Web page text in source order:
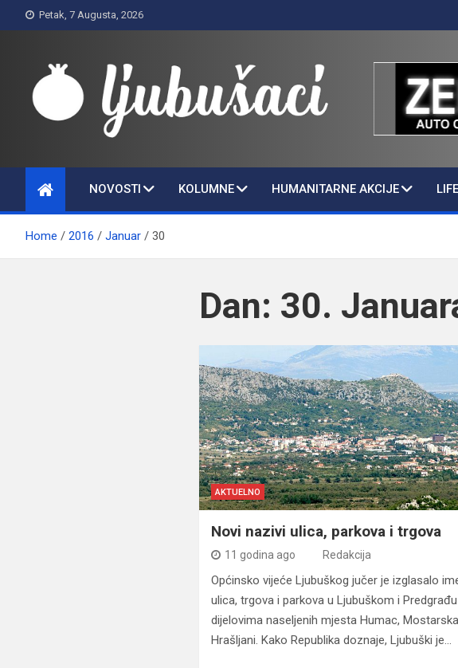
to
Petak, 7 Augusta, 2026
Ljubušaci
NOVOSTI KOLUMNE HUMANITARNE AKCIJE
Home 2016 Januar 30
Dan: 30.
AKTUELNO
Novi nazivi ulica, parkova i trgova
11 godina ago Redakcija
Općinsko vijeće Ljubuškog jučer je izglasalo
ulica, trgova i parkova u Ljubuškom i
dijelovima naseljenih mjesta Humac,
Hrašljani. Kako Republika doznaje, Ljubuški je…